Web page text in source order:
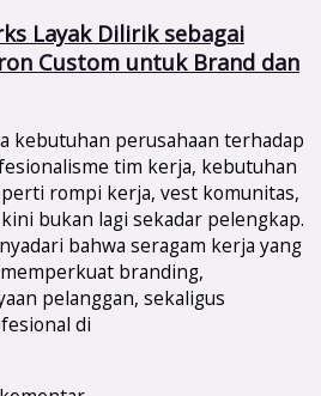
Layak Dilirik sebagai
Custom untuk Brand dan
kebutuhan perusahaan terhadap
tim kerja, kebutuhan
rompi kerja, vest komunitas,
bukan lagi sekadar pelengkap.
bahwa seragam kerja yang
branding,
pelanggan, sekaligus
di